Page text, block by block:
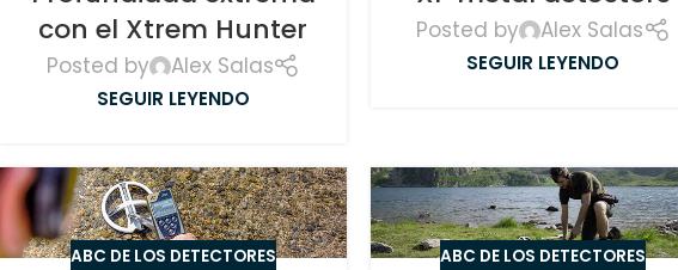
con el Xtrem Hunter
Posted by Alex Salas
SEGUIR LEYENDO
Posted by Alex Salas
SEGUIR LEYENDO
ABC DE LOS DETECTORES ABC DE LOS DETECTORES